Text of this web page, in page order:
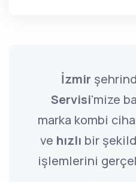
İzmir
Servisi'mize
marka kombi
ve hızlı bir
işlemlerini